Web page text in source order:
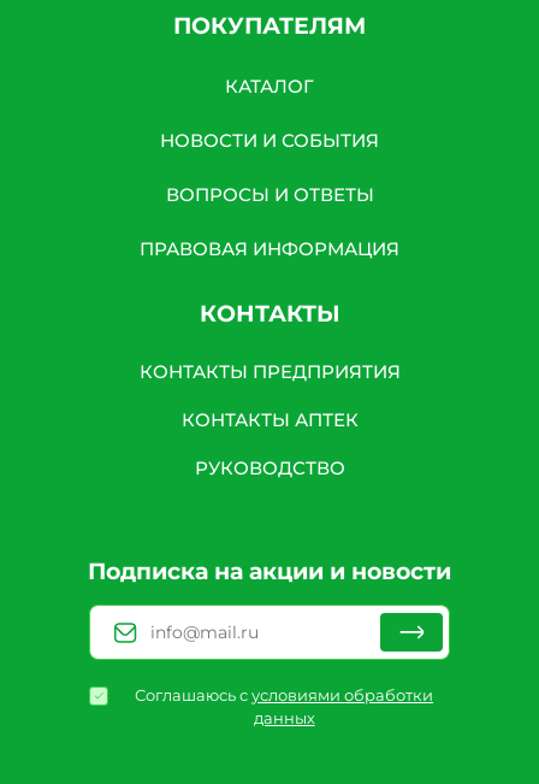
ПОКУПАТЕЛЯМ
КАТАЛОГ
НОВОСТИ И СОБЫТИЯ
ВОПРОСЫ И ОТВЕТЫ
ПРАВОВАЯ ИНФОРМАЦИЯ
КОНТАКТЫ
КОНТАКТЫ ПРЕДПРИЯТИЯ
КОНТАКТЫ АПТЕК
РУКОВОДСТВО
Подписка на акции и новости
Соглашаюсь сусловиями обработки
данных